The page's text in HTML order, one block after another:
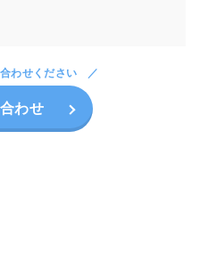
わせください
わせ